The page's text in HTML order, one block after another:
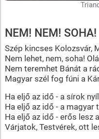
NEM! NEM! SOHA!
Szép kincses Kolozsvár,
Nem lehet, nem, soha!
Nem teremhet Bánát a
Magyar szél fog fúni a
Ha eljő az idő - a sírok
Ha eljő az idő - a magyar
Ha eljő az idő - erős lesz
Várjatok, Testvérek, ott